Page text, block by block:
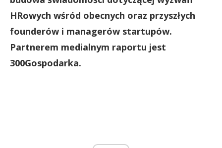
HRowych wśród obecnych oraz przyszłych
founderów i managerów startupów.
Partnerem medialnym raportu jest
300Gospodarka.